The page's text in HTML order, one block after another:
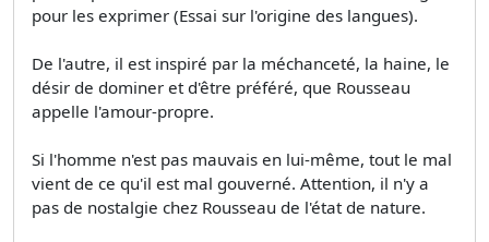
pour les exprimer (Essai sur l'origine des langues).
De l'autre, il est inspiré par la méchanceté, la haine, le
désir de dominer et d'être préféré, que Rousseau
appelle l'amour-propre.
Si l'homme n'est pas mauvais en lui-même, tout le mal
vient de ce qu'il est mal gouverné. Attention, il n'y a
pas de nostalgie chez Rousseau de l'état de nature.